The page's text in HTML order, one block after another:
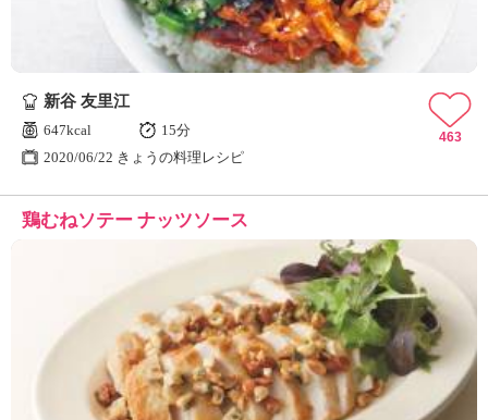
新谷 友里江
647kcal
15分
2020/06/22 きょうの料理レシピ
463
鶏むねソテー ナッツソース